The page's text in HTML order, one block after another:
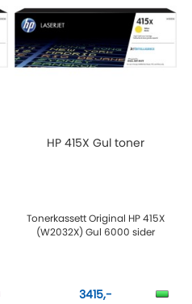
HP 415X Gul toner
Tonerkassett Original HP 415X
(W2032X) Gul 6000 sider
3415,-